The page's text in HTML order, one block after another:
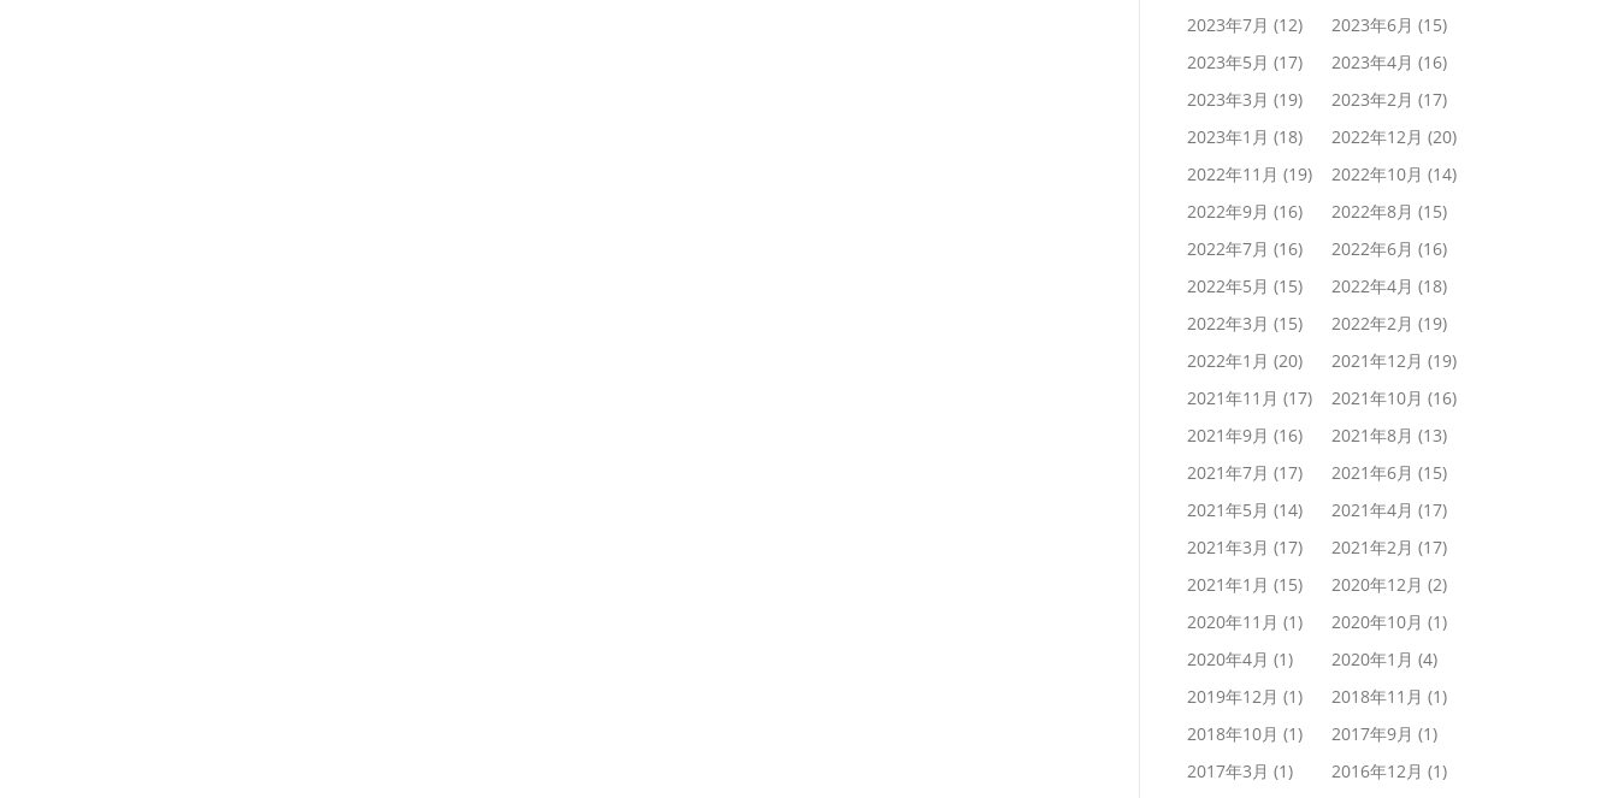
2023年7月 (12) 2023年6月 (15)
2023年5月 (17) 2023年4月 (16)
2023年3月 (19) 2023年2月 (17)
2023年1月 (18) 2022年12月 (20)
2022年11月 (19) 2022年10月 (14)
2022年9月 (16) 2022年8月 (15)
2022年7月 (16) 2022年6月 (16)
2022年5月 (15) 2022年4月 (18)
2022年3月 (15) 2022年2月 (19)
2022年1月 (20) 2021年12月 (19)
2021年11月 (17) 2021年10月 (16)
2021年9月 (16) 2021年8月 (13)
2021年7月 (17) 2021年6月 (15)
2021年5月 (14) 2021年4月 (17)
2021年3月 (17) 2021年2月 (17)
2021年1月 (15) 2020年12月 (2)
2020年11月 (1) 2020年10月 (1)
2020年4月 (1) 2020年1月 (4)
2019年12月 (1) 2018年11月 (1)
2018年10月 (1) 2017年9月 (1)
2017年3月 (1) 2016年12月 (1)